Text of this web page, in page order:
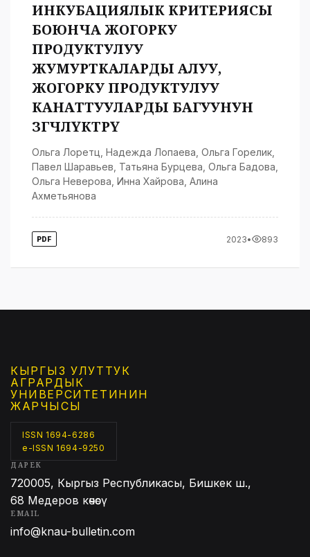
ИНКУБАЦИЯЛЫК КРИТЕРИЯСЫ
БОЮНЧА ЖОГОРКУ
ПРОДУКТУЛУУ
ЖУМУРТКАЛАРДЫ АЛУУ,
ЖОГОРКУ ПРОДУКТУЛУУ
КАНАТТУУЛАРДЫ БАГУУНУН
ӨЗГӨЧӨЛҮКТӨРҮ
Ольга Лоретц Надежда Лопаева Ольга Горелик
Павел Шаравьев Татьяна Бурцева Ольга Бадова
Ольга Неверова Инна Хайрова Алина
Ахметьянова
PDF 2023• 893
КЫРГЫЗ УЛУТТУК
АГРАРДЫК
УНИВЕРСИТЕТИНИН
ЖАРЧЫСЫ
ISSN 1694-6286
e-ISSN 1694-9250
ДАРЕК
720005, Кыргыз Республикасы, Бишкек ш.,
68 Медеров көчөсү
EMAIL
info@knau-bulletin.com